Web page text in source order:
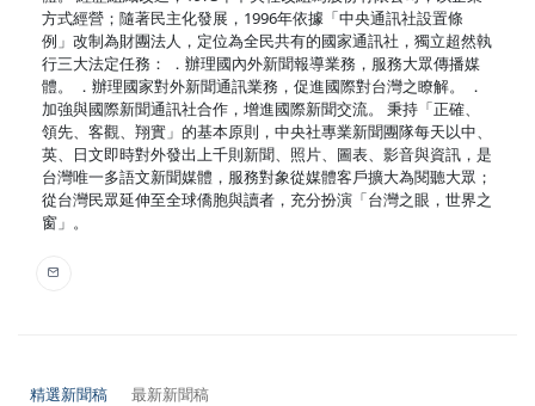
方式經營；隨著民主化發展，1996年依據「中央通訊社設置條
例」改制為財團法人，定位為全民共有的國家通訊社，獨立超然執
行三大法定任務： ．辦理國內外新聞報導業務，服務大眾傳播媒
體。 ．辦理國家對外新聞通訊業務，促進國際對台灣之瞭解。 ．
加強與國際新聞通訊社合作，增進國際新聞交流。 秉持「正確、
領先、客觀、翔實」的基本原則，中央社專業新聞團隊每天以中、
英、日文即時對外發出上千則新聞、照片、圖表、影音與資訊，是
台灣唯一多語文新聞媒體，服務對象從媒體客戶擴大為閱聽大眾；
從台灣民眾延伸至全球僑胞與讀者，充分扮演「台灣之眼，世界之
窗」。
精選新聞稿 最新新聞稿